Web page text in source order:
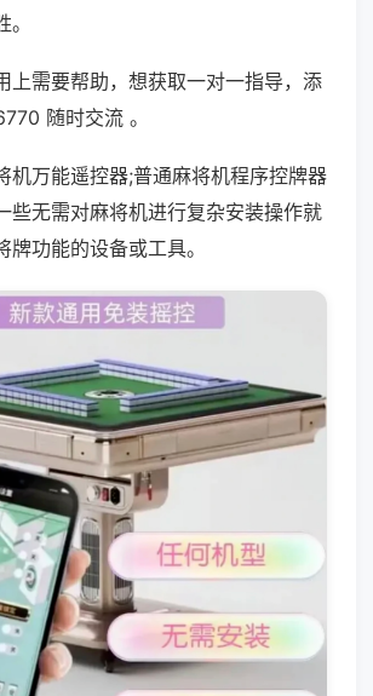
上需要帮助，想获取一对一指导，添
随时交流 。
机万能遥控器;普通麻将机程序控牌器
些无需对麻将机进行复杂安装操作就
牌功能的设备或工具。